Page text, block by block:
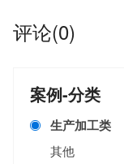
评论(0)
案例-分类
生产加工类
其他